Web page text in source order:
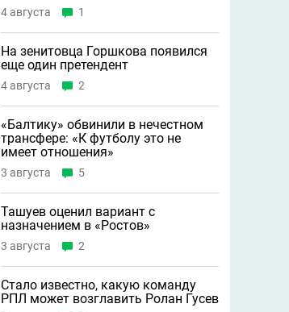
4 августа 1
На зенитовца Горшкова появился
еще один претендент
4 августа 2
«Балтику» обвинили в нечестном
трансфере: «К футболу это не
имеет отношения»
3 августа 5
Ташуев оценил вариант с
назначением в «Ростов»
3 августа 2
Стало известно, какую команду
РПЛ может возглавить Ролан Гусев